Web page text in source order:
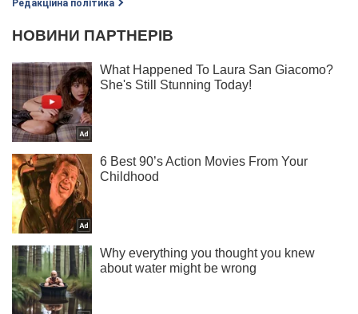
Редакційна політика